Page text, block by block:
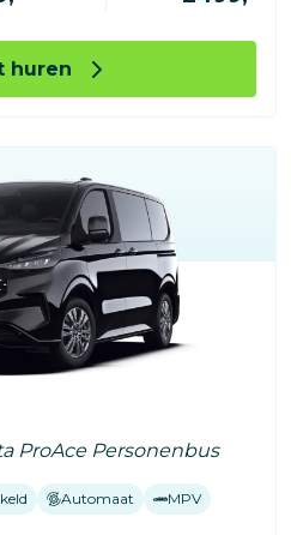
huren
ProAce Personenbus
Automaat MPV